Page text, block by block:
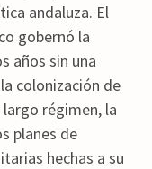
andaluza. El
gobernó la
años sin una
colonización de
régimen, la
planes de
hechas a su